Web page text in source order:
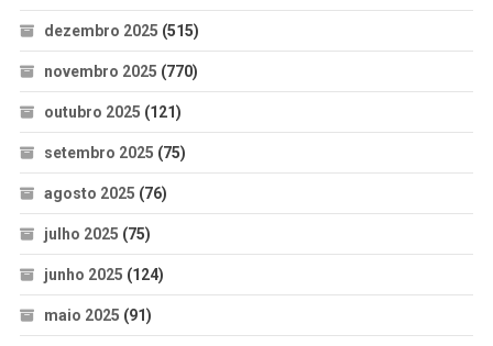
dezembro 2025 (515)
novembro 2025 (770)
outubro 2025 (121)
setembro 2025 (75)
agosto 2025 (76)
julho 2025 (75)
junho 2025 (124)
maio 2025 (91)